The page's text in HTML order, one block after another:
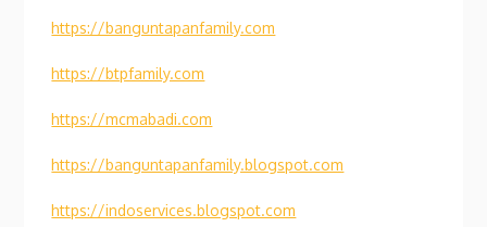
https://banguntapanfamily.com
https://btpfamily.com
https://mcmabadi.com
https://banguntapanfamily.blogspot.com
https://indoservices.blogspot.com